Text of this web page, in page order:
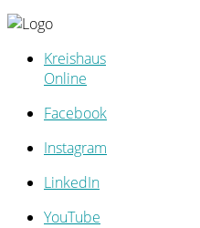
Kreishaus
Online
Facebook
Instagram
LinkedIn
YouTube